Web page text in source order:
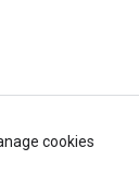
cookies